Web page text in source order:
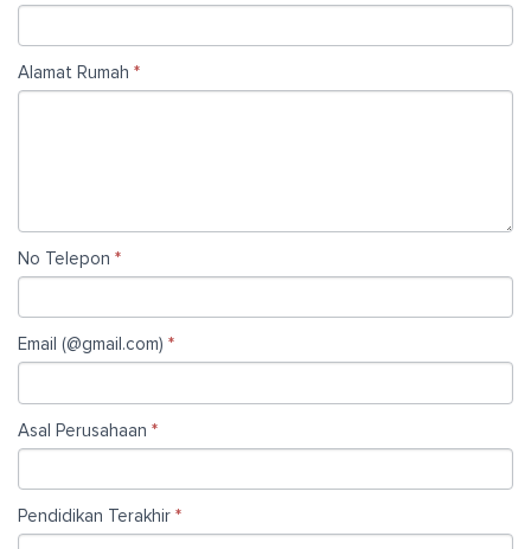
Alamat Rumah *
No Telepon *
Email (@gmail.com) *
Asal Perusahaan *
Pendidikan Terakhir *